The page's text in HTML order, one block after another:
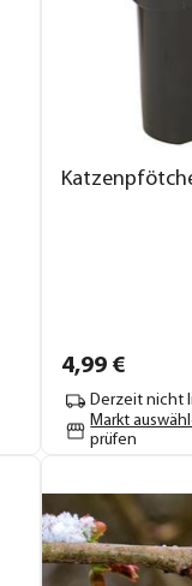
4,99 €
Derzeit nicht
Markt
prüfen